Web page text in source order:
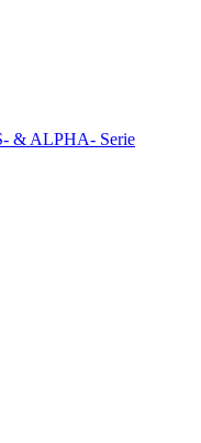
& ALPHA- Serie